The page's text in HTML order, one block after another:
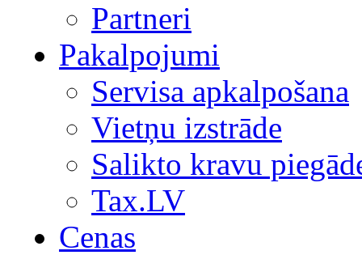
Partneri
Pakalpojumi
Servisa apkalpošana
Vietņu izstrāde
Salikto kravu
Tax.LV
Cenas